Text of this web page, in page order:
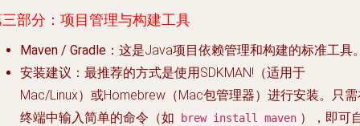
部分：项目管理与构建工具
Maven / Gradle ：这是Java项目依赖管理和构建的标准工具
安装建议 ：最推荐的方式是使用SDKMAN!（适用于
Mac/Linux）或Homebrew（Mac包管理器）进行安装。只
终端中输入简单的命令（如
brew install maven ），即可